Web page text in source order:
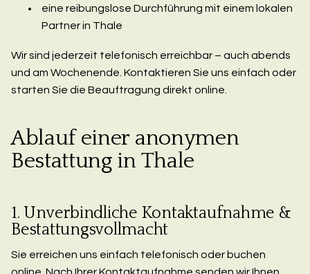
eine reibungslose Durchführung mit einem lokalen
Partner in Thale
Wir sind jederzeit telefonisch erreichbar – auch abends
und am Wochenende. Kontaktieren Sie uns einfach oder
starten Sie die Beauftragung direkt online.
Ablauf einer anonymen
Bestattung in Thale
1. Unverbindliche Kontaktaufnahme &
Bestattungsvollmacht
Sie erreichen uns einfach telefonisch oder buchen
online. Nach Ihrer Kontaktaufnahme senden wir Ihnen